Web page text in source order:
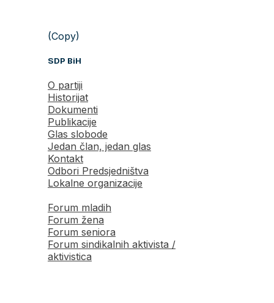
(Copy)
SDP BiH
O partiji
Historijat
Dokumenti
Publikacije
Glas slobode
Jedan član, jedan glas
Kontakt
Odbori Predsjedništva
Lokalne organizacije
Forum mladih
Forum žena
Forum seniora
Forum sindikalnih aktivista /
aktivistica